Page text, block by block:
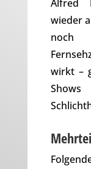
Alfred
wieder
noch
wirkt –